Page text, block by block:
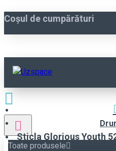
Coșul de cumpărături
Toate produsele
Sticla Glorious Youth